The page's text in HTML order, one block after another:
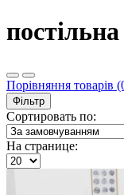
Порівняння товарів
Фільтр
Сортировать по:
На странице: